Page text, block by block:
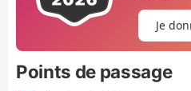
Je
Points de passage